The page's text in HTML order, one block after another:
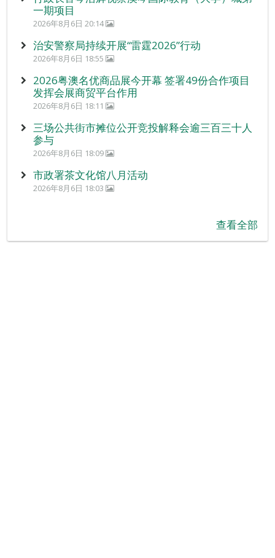
一期项目
2026年8月6日 20:14
治安警察局持续开展“雷霆2026”行动
2026年8月6日 18:55
2026粤澳名优商品展今开幕 签署49份合作项目
发挥会展商贸平台作用
2026年8月6日 18:11
三场公共街市摊位公开竞投解释会逾三百三十人
参与
2026年8月6日 18:09
市政署茶文化馆八月活动
2026年8月6日 18:03
查看全部